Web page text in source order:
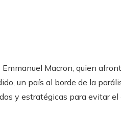
Macron, quien
un país al borde de la
y estratégicas para evitar el